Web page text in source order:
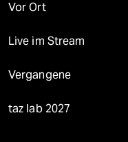
Vor Ort
Live im Stream
Vergangene
taz lab 2027